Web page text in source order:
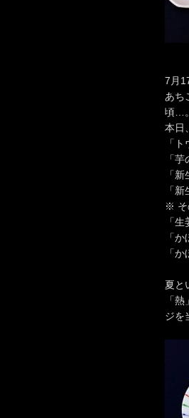
7月
あち
頃…。
本日
「
「
「
「
※ そ
「
「
「
夏と
「
ジを